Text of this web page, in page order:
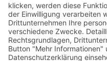
Sonstiges